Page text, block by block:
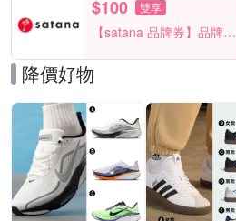
$100 雙享
【satana 品牌券】品牌週
降價好物